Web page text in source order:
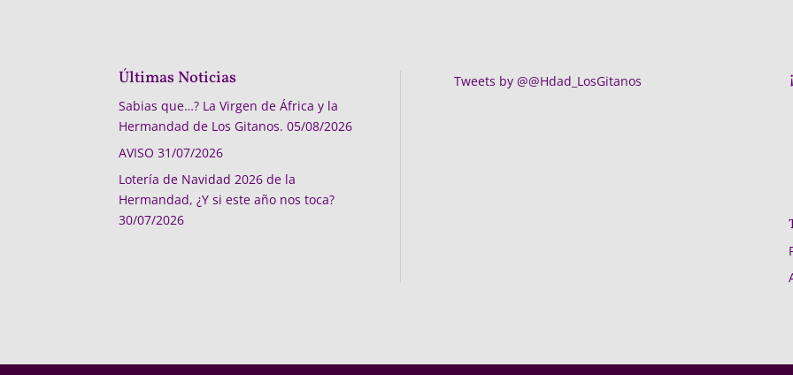
Últimas Noticias
Sabias que…? La Virgen de África y la
Hermandad de Los Gitanos. 05/08/2026
AVISO 31/07/2026
Lotería de Navidad 2026 de la
Hermandad, ¿Y si este año nos toca?
30/07/2026
Tweets by @@Hdad_LosGitanos